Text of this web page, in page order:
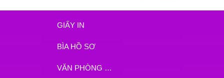
GIẤY IN
BÌA HỒ SƠ
VĂN PHÒNG PHẨM